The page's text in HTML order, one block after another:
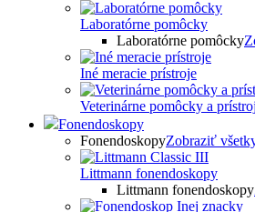
Laboratórne pomôcky
Laboratórne pomôcky
Iné meracie prístroje
Veterinárne pomôcky a
Fonendoskopy
FonendoskopyZobraziť
Littmann fonendoskopy
Littmann fonendoskopy